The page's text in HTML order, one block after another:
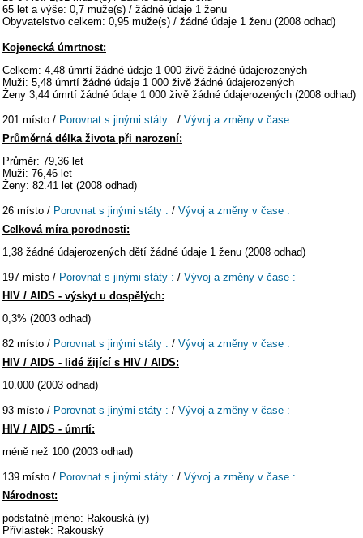
65 let a výše: 0,7 muže(s) / žádné údaje 1 ženu
Obyvatelstvo celkem: 0,95 muže(s) / žádné údaje 1 ženu (2008 odhad)
Kojenecká úmrtnost:
Celkem: 4,48 úmrtí žádné údaje 1 000 živě žádné údajerozených
Muži: 5,48 úmrtí žádné údaje 1 000 živě žádné údajerozených
Ženy 3,44 úmrtí žádné údaje 1 000 živě žádné údajerozených (2008 odhad)
201 místo / Porovnat s jinými státy : / Vývoj a změny v čase :
Průměrná délka života při narození:
Průměr: 79,36 let
Muži: 76,46 let
Ženy: 82.41 let (2008 odhad)
26 místo / Porovnat s jinými státy : / Vývoj a změny v čase :
Celková míra porodnosti:
1,38 žádné údajerozených dětí žádné údaje 1 ženu (2008 odhad)
197 místo / Porovnat s jinými státy : / Vývoj a změny v čase :
HIV / AIDS - výskyt u dospělých:
0,3% (2003 odhad)
82 místo / Porovnat s jinými státy : / Vývoj a změny v čase :
HIV / AIDS - lidé žijící s HIV / AIDS:
10.000 (2003 odhad)
93 místo / Porovnat s jinými státy : / Vývoj a změny v čase :
HIV / AIDS - úmrtí:
méně než 100 (2003 odhad)
139 místo / Porovnat s jinými státy : / Vývoj a změny v čase :
Národnost:
podstatné jméno: Rakouská (y)
Přívlastek: Rakouský